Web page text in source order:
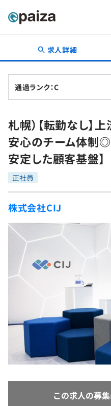
転職・キャリア
転職成功ガイド
転職エージェント
インタビュー
転職成功ガイド
新卒就活
求人検索
本選考
インターン
新卒エージェント
イベント・セミナー
インタビュー
学習
問題集
4択課題
リファレンス
法人向けプラン
学校向けプラン
プログラミング言語
再チャレンジ結果一覧
ゲーム・マンガ
Tech Team Journal
paiza times
note
paizaとは？
求人詳細
通過ランク：C
札幌）【転勤なし】
安心のチーム体制
安定した顧客基盤】
正社員
株式会社CIJ
この求人の募